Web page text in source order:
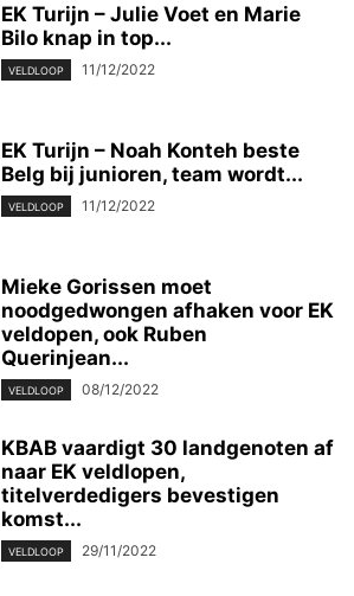
EK Turijn – Julie Voet en Marie
Bilo knap in top...
VELDLOOP 11/12/2022
EK Turijn – Noah Konteh beste
Belg bij junioren, team wordt...
VELDLOOP 11/12/2022
Mieke Gorissen moet
noodgedwongen afhaken voor EK
veldopen, ook Ruben
Querinjean...
VELDLOOP 08/12/2022
KBAB vaardigt 30 landgenoten af
naar EK veldlopen,
titelverdedigers bevestigen
komst...
VELDLOOP 29/11/2022